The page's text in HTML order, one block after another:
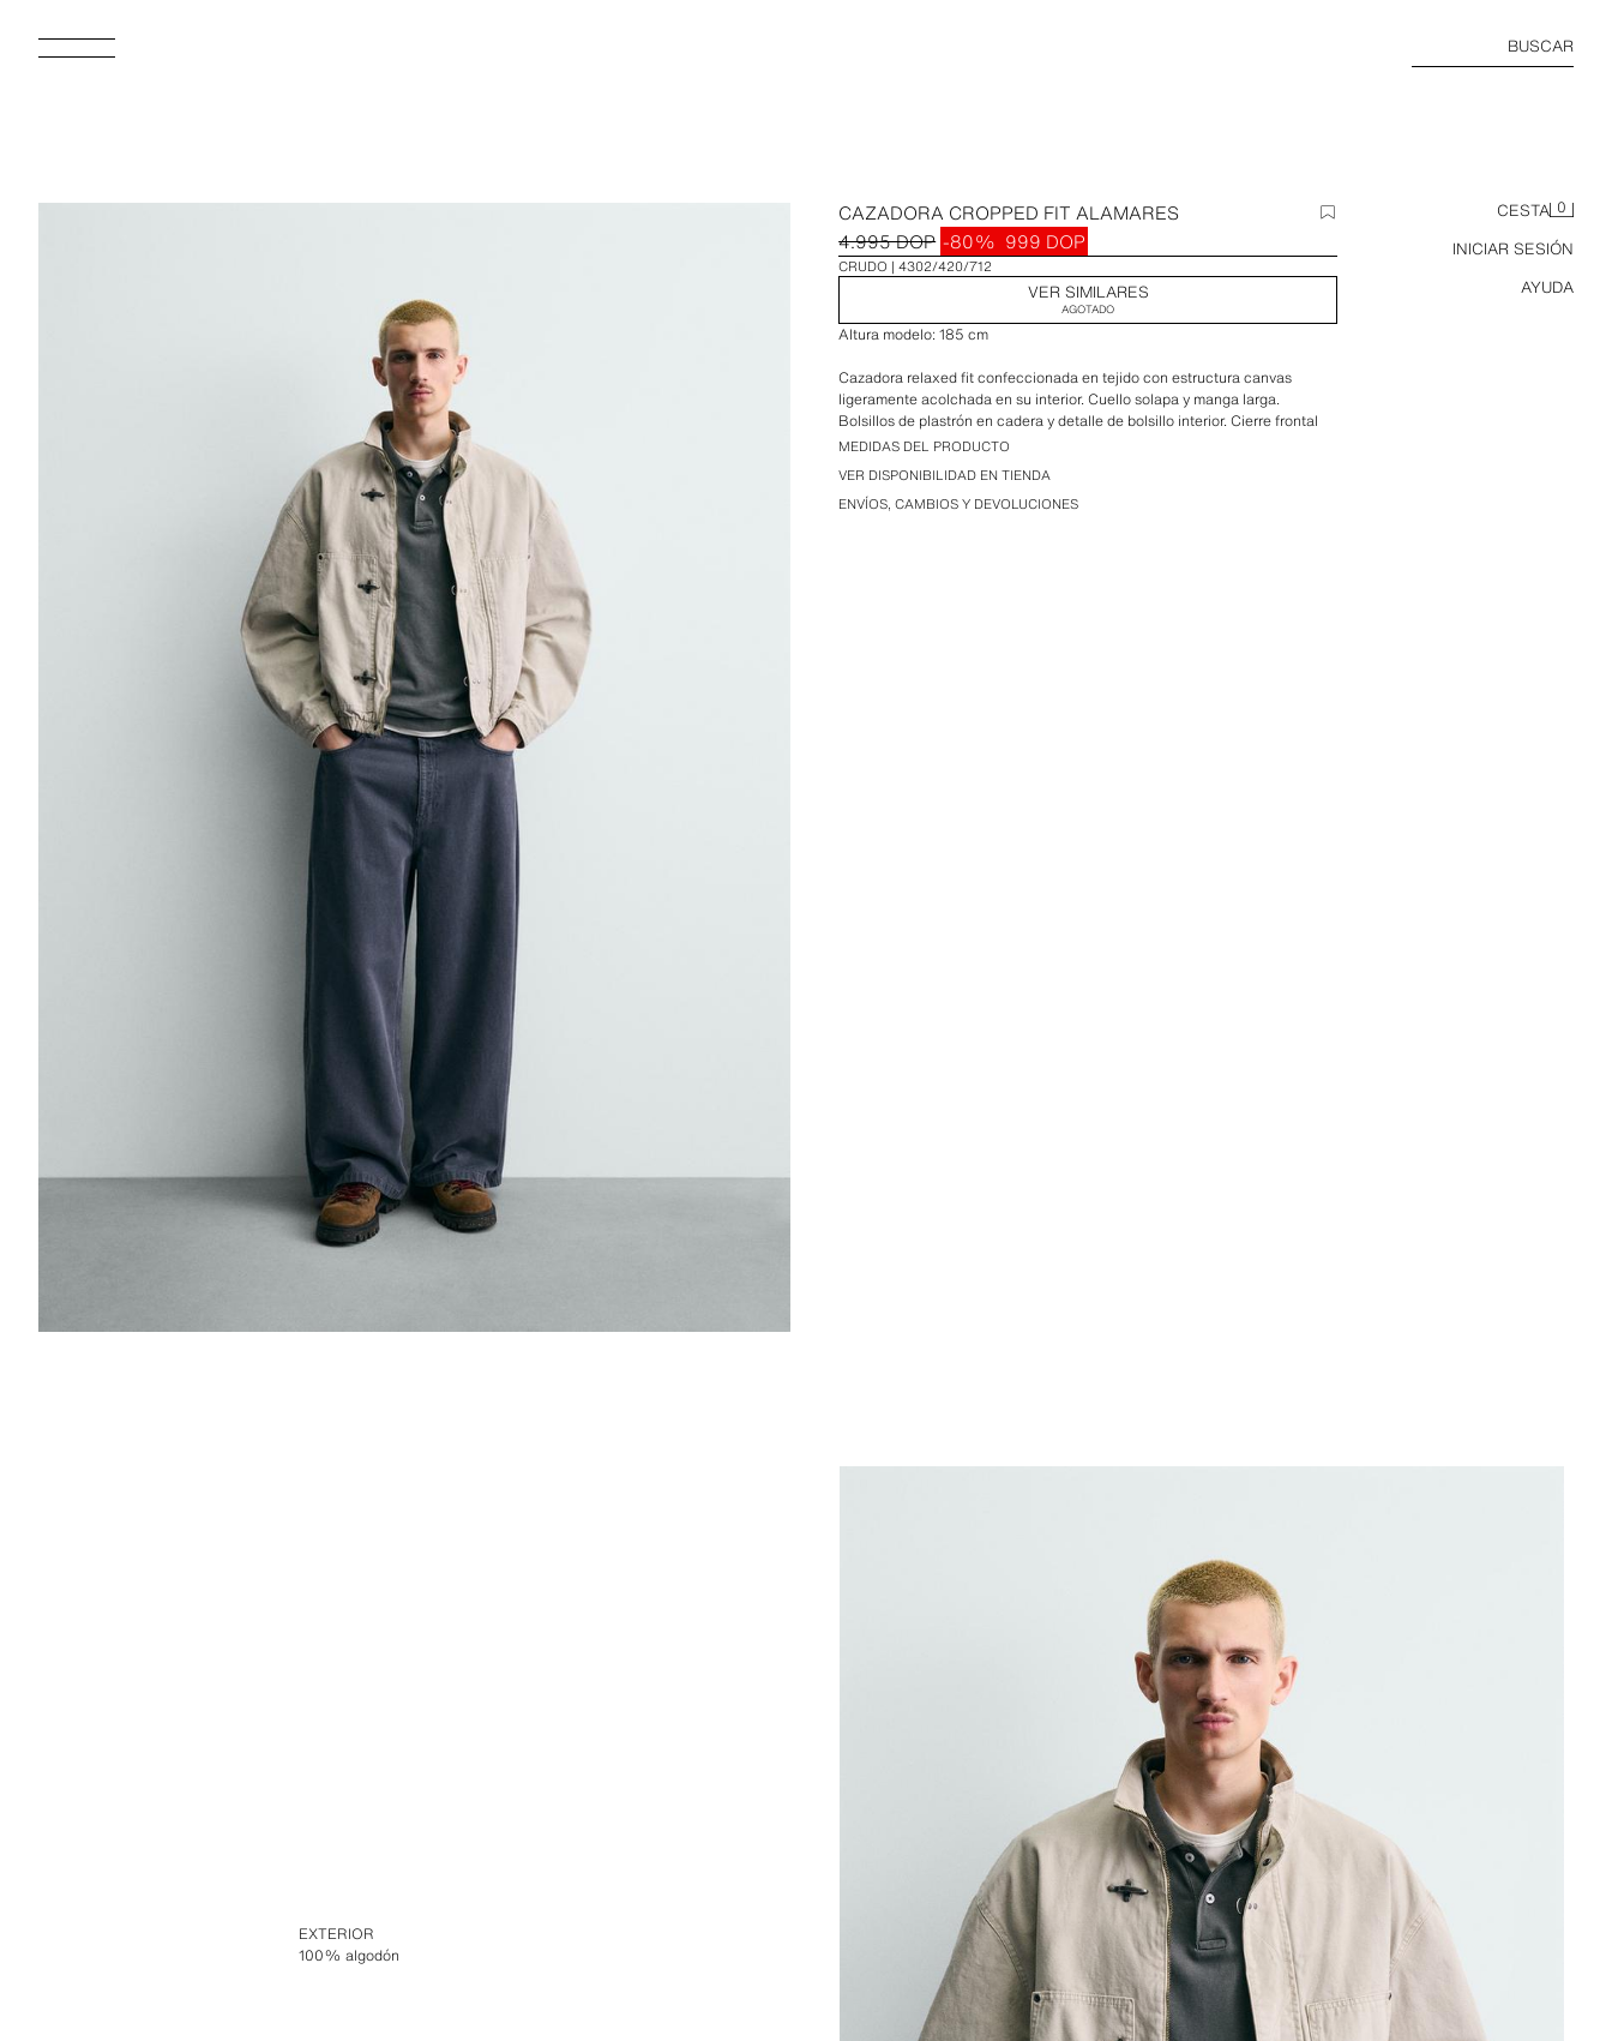
BUSCAR
CESTA 0
INICIAR SESIÓN
AYUDA
CAZADORA CROPPED FIT ALAMARES
4.995 DOP -80% 999 DOP
CRUDO 4302/420/712
VER SIMILARES
AGOTADO
Altura modelo: 185 cm
Cazadora relaxed fit confeccionada en tejido con estructura canvas
ligeramente acolchada en su interior. Cuello solapa y manga larga.
Bolsillos de plastrón en cadera y detalle de bolsillo interior. Cierre frontal
de cremallera oculta por solapa con alamares.
MEDIDAS DEL PRODUCTO
VER DISPONIBILIDAD EN TIENDA
ENVÍOS, CAMBIOS Y DEVOLUCIONES
EXTERIOR
100% algodón